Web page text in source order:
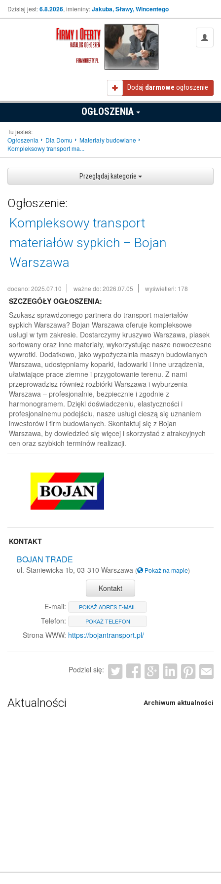
Dzisiaj jest:6.8.2026, imieniny:Jakuba, Sławy, Wincentego
Dodaj darmowe ogłoszenie
OGŁOSZENIA
Tu jesteś:
Ogłoszenia
Dla Domu
Materiały budowlane
Kompleksowy transport ma...
Przeglądaj kategorie
Ogłoszenie:
Kompleksowy transport
materiałów sypkich – Bojan
Warszawa
dodano: 2025.07.10 ważne do: 2026.07.05 wyświetleń: 178
SZCZEGÓŁY OGŁOSZENIA:
Szukasz sprawdzonego partnera do transport materiałów
sypkich Warszawa? Bojan Warszawa oferuje kompleksowe
usługi w tym zakresie. Dostarczymy kruszywo Warszawa, piasek
sortowany oraz inne materiały, wykorzystując nasze nowoczesne
wywrotki. Dodatkowo, jako wypożyczalnia maszyn budowlanych
Warszawa, udostępniamy koparki, ładowarki i inne urządzenia,
ułatwiające prace ziemne i przygotowanie terenu. Z nami
przeprowadzisz również rozbiórki Warszawa i wyburzenia
Warszawa – profesjonalnie, bezpiecznie i zgodnie z
harmonogramem. Dzięki doświadczeniu, elastyczności i
profesjonalnemu podejściu, nasze usługi cieszą się uznaniem
inwestorów i firm budowlanych. Skontaktuj się z Bojan
Warszawa, by dowiedzieć się więcej i skorzystać z atrakcyjnych
cen oraz szybkich terminów realizacji.
KONTAKT
BOJAN TRADE
ul. Staniewicka 1b, 03-310 Warszawa ( Pokaż na mapie)
Kontakt
E-mail:
POKAŻ ADRES E-MAIL
Telefon: POKAŻ TELEFON
Strona WWW: https://bojantransport.pl/
Podziel się:
Aktualności Archiwum aktualności